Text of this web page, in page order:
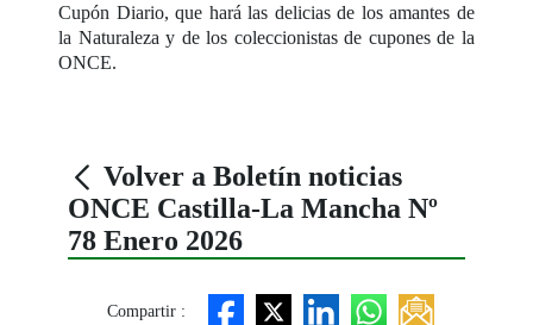
Cupón Diario, que hará las delicias de los amantes de
la Naturaleza y de los coleccionistas de cupones de la
ONCE.
Volver a Boletín noticias
ONCE Castilla-La Mancha Nº
78 Enero 2026
Compartir :